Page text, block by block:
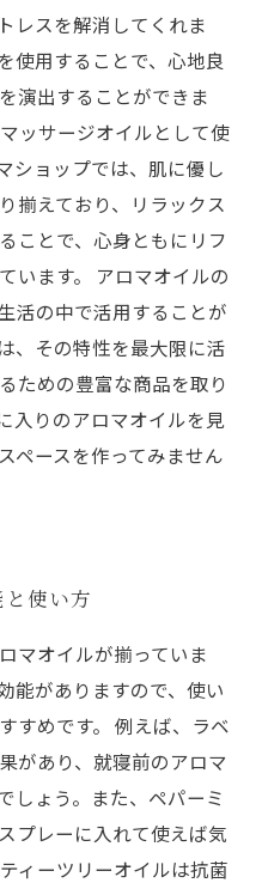
レスを解消してくれま
使用することで、心地良
演出することができま
ッサージオイルとして使
ショップでは、肌に優し
揃えており、リラックス
ことで、心身ともにリフ
います。 アロマオイルの
活の中で活用することが
、その特性を最大限に活
ための豊富な商品を取り
入りのアロマオイルを見
ペースを作ってみません
使い方
マオイルが揃っていま
能がありますので、使い
すめです。 例えば、ラベ
があり、就寝前のアロマ
しょう。また、ペパーミ
プレーに入れて使えば気
ィーツリーオイルは抗菌